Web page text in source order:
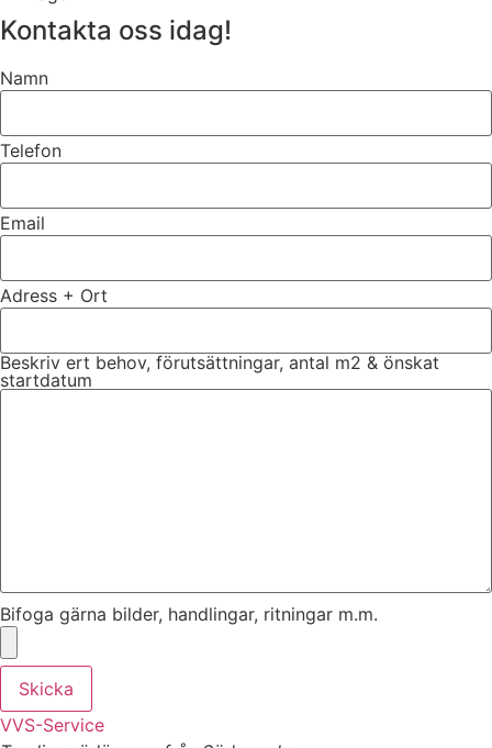
Kontakta oss idag!
Namn
Telefon
Email
Adress + Ort
Beskriv ert behov, förutsättningar, antal m2 & önskat
startdatum
Bifoga gärna bilder, handlingar, ritningar m.m.
Skicka
VVS-Service